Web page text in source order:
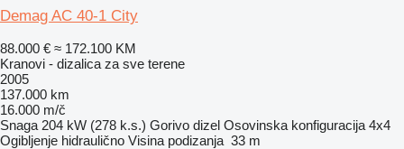
Demag AC 40-1 City
88.000 € ≈ 172.100 KM
Kranovi - dizalica za sve terene
2005
137.000 km
16.000 m/č
Snaga 204 kW (278 k.s.) Gorivo dizel Osovinska konfiguracija 4x4
Ogibljenje hidraulično Visina podizanja 33 m